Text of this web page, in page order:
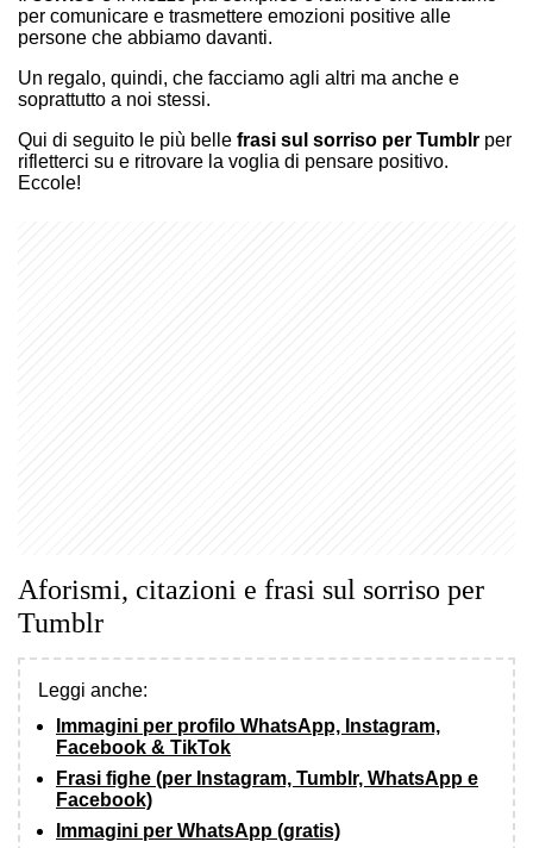
per comunicare e trasmettere emozioni positive alle
persone che abbiamo davanti.
Un regalo, quindi, che facciamo agli altri ma anche e
soprattutto a noi stessi.
Qui di seguito le più belle frasi sul sorriso per Tumblr per
rifletterci su e ritrovare la voglia di pensare positivo.
Eccole!
Aforismi, citazioni e frasi sul sorriso per
Tumblr
Leggi anche:
Immagini per profilo WhatsApp, Instagram,
Facebook & TikTok
Frasi fighe (per Instagram, Tumblr, WhatsApp e
Facebook)
Immagini per WhatsApp (gratis)